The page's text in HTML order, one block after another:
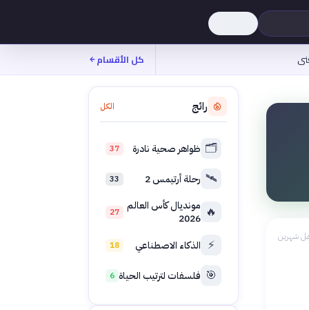
كل الأقسام
شهرين
رائج الكل
🗂️ ظواهر صحية نادرة 37
🛰️ رحلة أرتيمس 2 33
🔥 مونديال كأس العالم
2026
27
⚡ الذكاء الاصطناعي 18
🎯 فلسفات لترتيب الحياة 6